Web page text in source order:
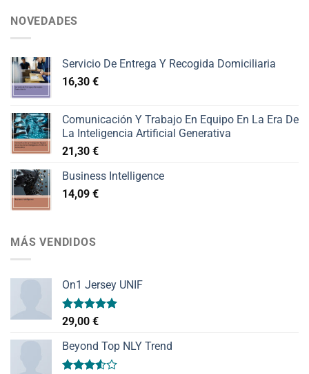
NOVEDADES
Servicio De Entrega Y Recogida Domiciliaria
16,30 €
Comunicación Y Trabajo En Equipo En La Era De
La Inteligencia Artificial Generativa
21,30 €
Business Intelligence
14,09 €
MÁS VENDIDOS
On1 Jersey UNIF
Valorado
con
de 5
29,00 €
Beyond Top NLY Trend